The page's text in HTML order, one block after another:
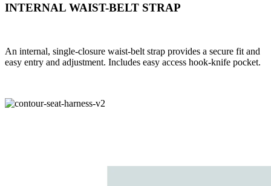
INTERNAL WAIST-BELT STRAP
An internal, single-closure waist-belt strap provides a secure fit and
easy entry and adjustment. Includes easy access hook-knife pocket.